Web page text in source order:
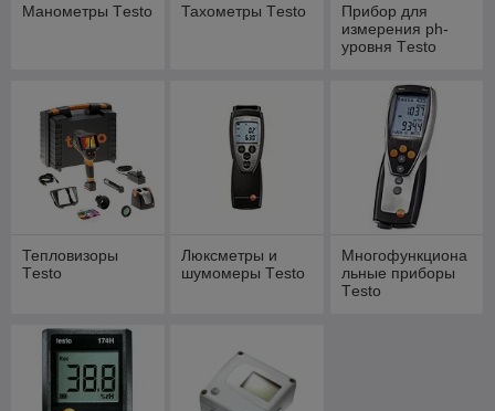
Манометры Тesto Тахометры Тesto
Прибор для
измерения ph-
уровня Тesto
Тепловизоры
Тesto
Люксметры и
шумомеры Тesto
Многофункциона
льные приборы
Тesto